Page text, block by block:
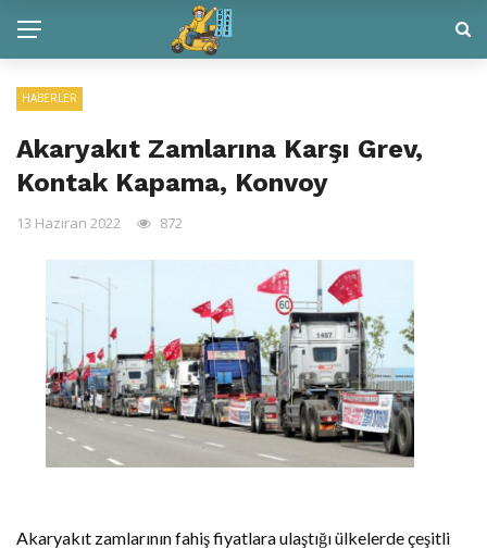
HABERLER
Akaryakıt Zamlarına Karşı Grev,
Kontak Kapama, Konvoy
13 Haziran 2022 872
Akaryakıt zamlarının fahiş fiyatlara ulaştığı ülkelerde çeşitli